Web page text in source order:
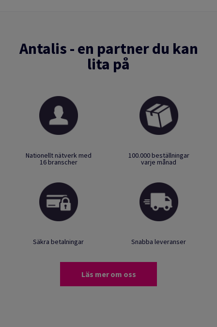
Antalis - en partner du kan
lita på
Nationellt nätverk med
16 branscher
100.000 beställningar
varje månad
Säkra betalningar Snabba leveranser
Läs mer om oss